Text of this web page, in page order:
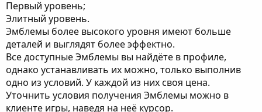
Первый уровень;
Элитный уровень.
Эмблемы более высокого уровня имеют больше
деталей и выглядят более эффектно.
Все доступные Эмблемы вы найдёте в профиле,
однако устанавливать их можно, только выполнив
одно из условий. У каждой из них своя цена.
Уточнить условия получения Эмблемы можно в
клиенте игры, наведя на неё курсор.